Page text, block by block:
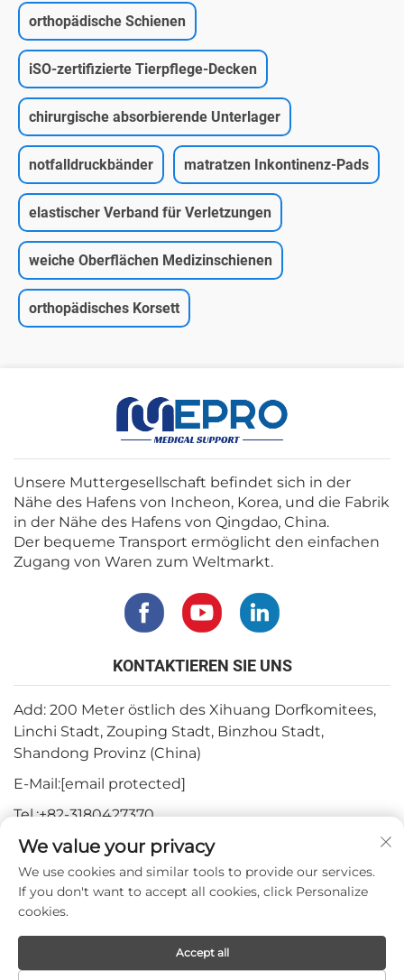
orthopädische Schienen
iSO-zertifizierte Tierpflege-Decken
chirurgische absorbierende Unterlager
notfalldruckbänder matratzen Inkontinenz-Pads
elastischer Verband für Verletzungen
weiche Oberflächen Medizinschienen
orthopädisches Korsett
Unsere Muttergesellschaft befindet sich in der
Nähe des Hafens von Incheon, Korea, und die Fabrik
in der Nähe des Hafens von Qingdao, China.
Der bequeme Transport ermöglicht den einfachen
Zugang von Waren zum Weltmarkt.
KONTAKTIEREN SIE UNS
Add: 200 Meter östlich des Xihuang Dorfkomitees,
Linchi Stadt, Zouping Stadt, Binzhou Stadt,
Shandong Provinz (China)
E-Mail:[email protected]
Tel.:+82-3180427370
Telefon:+86-15564344404
WhatsApp:+82-1022396668
Urheberrecht © 2024 Mepro Medical Co.,Ltd.
We value your privacy
We use cookies and similar tools to provide our services.
If you don't want to accept all cookies, click Personalize
cookies.
Accept all